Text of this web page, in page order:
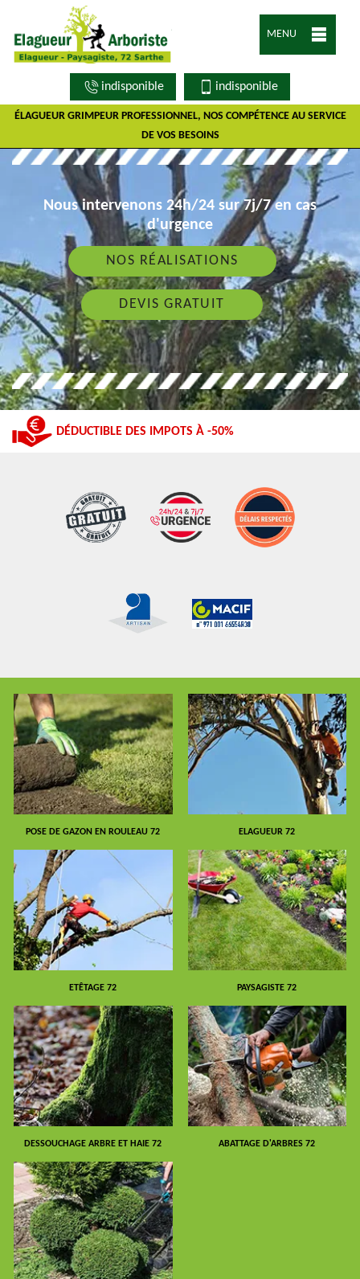
ÉLAGUEUR GRIMPEUR PROFESSIONNEL, NOS COMPÉTENCE AU SERVICE
DE VOS BESOINS
MENU
indisponible indisponible
Nous intervenons 24h/24 sur 7j/7 en cas
d'urgence
NOS RÉALISATIONS
DEVIS GRATUIT
DÉDUCTIBLE DES IMPOTS À -50%
POSE DE GAZON EN ROULEAU 72 ELAGUEUR 72
ETÊTAGE 72 PAYSAGISTE 72
DESSOUCHAGE ARBRE ET HAIE 72 ABATTAGE D'ARBRES 72